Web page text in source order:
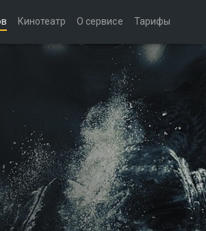
Кинотеатр О сервисе Тарифы